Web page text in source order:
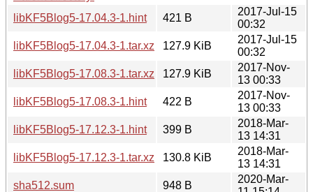
libKF5Blog5-17.04.3-1.hint
421 B
2017-Jul-15
00:32
libKF5Blog5-17.04.3-1.tar.xz
127.9 KiB
2017-Jul-15
00:32
libKF5Blog5-17.08.3-1.tar.xz
127.9 KiB
2017-Nov-
13 00:33
libKF5Blog5-17.08.3-1.hint
422 B
2017-Nov-
13 00:33
libKF5Blog5-17.12.3-1.hint
399 B
2018-Mar-
13 14:31
libKF5Blog5-17.12.3-1.tar.xz
130.8 KiB
2018-Mar-
13 14:31
sha512.sum
948 B
2020-Mar-